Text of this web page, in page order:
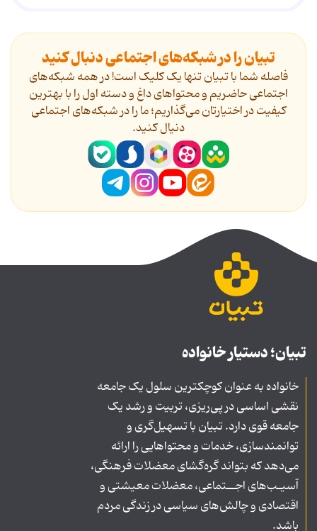
تبیان را در شبکه‌های اجتماعی دنبال کنید
فاصله شما با تبیان تنها یک کلیک است! در همه شبکه‌های
اجتماعی حاضریم و محتواهای داغ و دسته اول را با بهترین
کیفیت در اختیارتان می‌گذاریم؛ ما را در شبکه‌های اجتماعی
دنیال کنید.
تبیان؛ دستیار خانواده
خانواده به عنوان کوچکترین سلول یک جامعه
نقشی اساسی در پی‌ریزی، تربیت و رشد یک
جامعه قوی دارد. تبیان با تسهیل‌گری و
توانمندسازی، خدمات و محتواهایی را ارائه
می‌دهد که بتواند گره‌گشای معضلات فرهنگی،
آسیـب‌های اجــتماعی، معضلات معیشتی و
اقتصادی و چالش‌های سیاسی در زندگی مردم
باشد.